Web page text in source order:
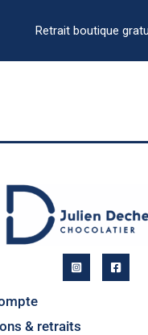
& retraits